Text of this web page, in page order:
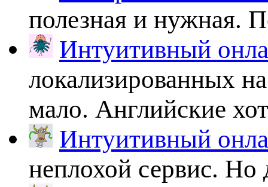
полезная и нужная.
Интуитивный
локализированных
мало. Английские
Интуитивный
неплохой сервис.